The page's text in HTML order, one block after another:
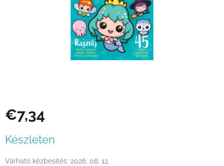
€7,34
Készleten
Várható kézbesítés: 2026. 08. 12.